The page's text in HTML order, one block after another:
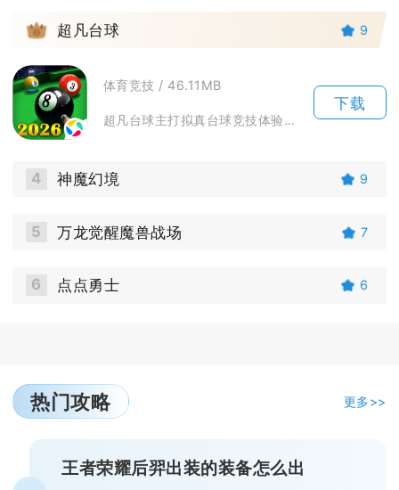
3 超凡台球 9
体育竞技 / 46.11MB
超凡台球主打拟真台球竞技体验，依托3D物理引擎复刻真实桌球运动规律，覆盖经典黑八、九球主流...
下载
4 神魔幻境 9
5 万龙觉醒魔兽战场 7
6 点点勇士 6
热门攻略 更多>>
王者荣耀后羿出装的装备怎么出